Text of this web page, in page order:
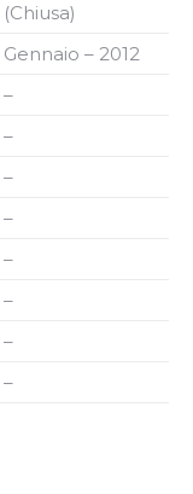
(Chiusa)
Gennaio – 2012
–
–
–
–
–
–
–
–